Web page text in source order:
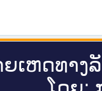
ເຫດ​ທາງ​